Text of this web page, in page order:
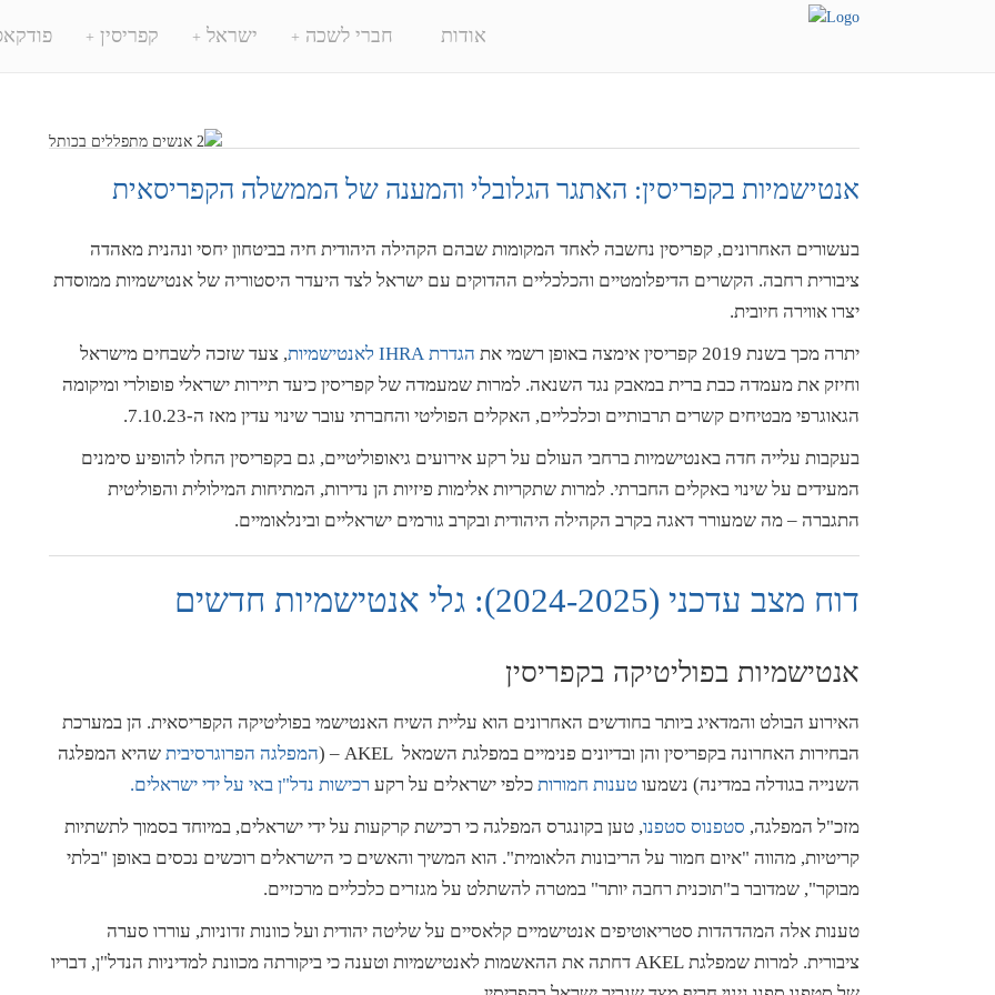
אודות חברי לשכה ישראל קפריסין
אנטישמיות בקפריסין: האתגר הגלובלי והמענה של הממשלה הקפריסאית
בעשורים האחרונים, קפריסין נחשבה לאחד המקומות שבהם הקהילה היהודית חיה בביטחון יחסי ונהנית מאהדה
ציבורית רחבה. הקשרים הדיפלומטיים והכלכליים ההדוקים עם ישראל לצד היעדר היסטוריה של אנטישמיות ממוסדת
יצרו אווירה חיובית.
יתרה מכך בשנת 2019 קפריסין אימצה באופן רשמי את
הגדרת IHRA לאנטישמיות, צעד שזכה לשבחים מישראל
וחיזק את מעמדה כבת ברית במאבק נגד השנאה. למרות שמעמדה של קפריסין כיעד תיירות ישראלי פופולרי ומיקומה
הגאוגרפי מבטיחים קשרים תרבותיים וכלכליים, האקלים הפוליטי והחברתי עובר שינוי עדין מאז ה-7.10.23.
בעקבות עלייה חדה באנטישמיות ברחבי העולם על רקע אירועים גיאופוליטיים, גם בקפריסין החלו להופיע סימנים
המעידים על שינוי באקלים החברתי. למרות שתקריות אלימות פיזיות הן נדירות, המתיחות המילולית והפוליטית
התגברה – מה שמעורר דאגה בקרב הקהילה היהודית ובקרב גורמים ישראליים ובינלאומיים.
דוח מצב עדכני (2024-2025): גלי אנטישמיות חדשים
אנטישמיות בפוליטיקה בקפריסין
האירוע הבולט והמדאיג ביותר בחודשים האחרונים הוא עליית השיח האנטישמי בפוליטיקה הקפריסאית. הן במערכת
הבחירות האחרונה בקפריסין והן ובדיונים פנימיים במפלגת השמאל AKEL – (
המפלגה הפרוגרסיבית שהיא המפלגה
השנייה בגודלה במדינה) נשמעו טענות חמורות כלפי ישראלים על רקע רכישות נדל"ן באי על ידי ישראלים.
מזכ"ל המפלגה, סטפנוס סטפנו, טען בקונגרס המפלגה כי רכישת קרקעות על ידי ישראלים, במיוחד בסמוך לתשתיות
קריטיות, מהווה "איום חמור על הריבונות הלאומית". הוא המשיך והאשים כי הישראלים רוכשים נכסים באופן "בלתי
מבוקר", שמדובר ב"תוכנית רחבה יותר" במטרה להשתלט על מגזרים כלכליים מרכזיים.
טענות אלה המהדהדות סטריאוטיפים אנטישמיים קלאסיים על שליטה יהודית ועל כוונות זדוניות, עוררו סערה
ציבורית. למרות שמפלגת AKEL דחתה את ההאשמות לאנטישמיות וטענה כי ביקורתה מכוונת למדיניות הנדל"ן, דבריו